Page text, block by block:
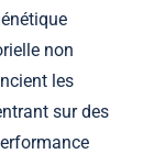
non
les
sur des